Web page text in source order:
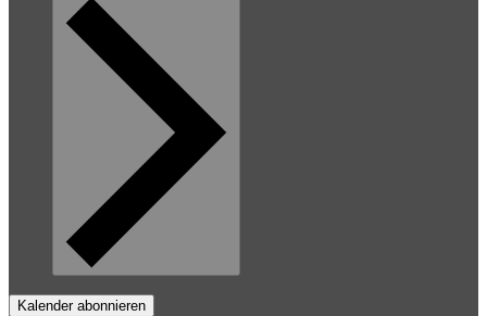
Kalender abonnieren